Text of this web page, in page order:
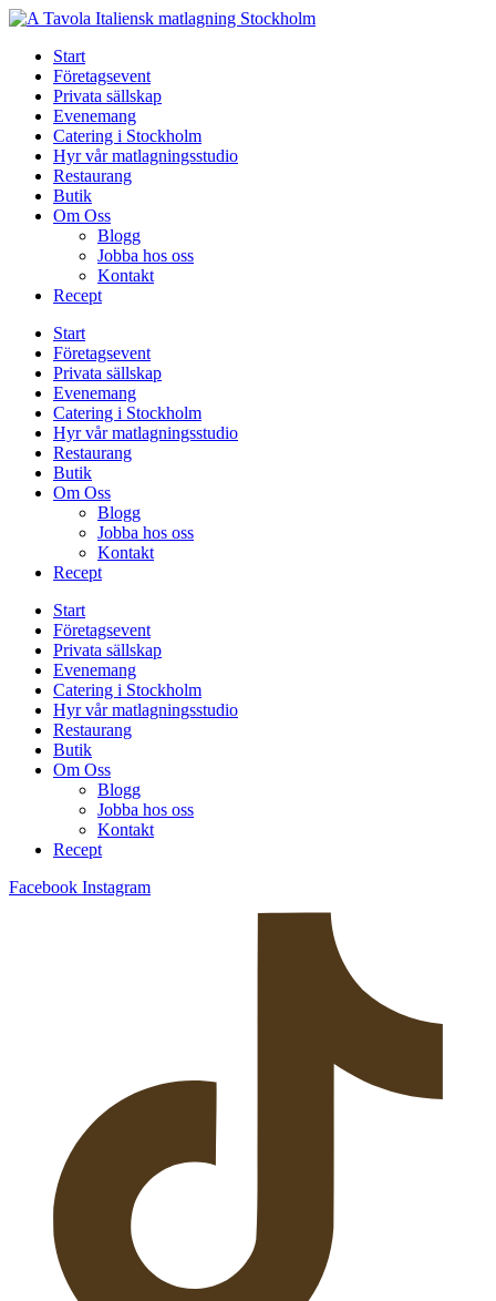
Skip
contentStart
Företagsevent
Privata sällskap
Evenemang
Catering i Stockholm
Hyr vår matlagningsstudio
Restaurang
Butik
Om Oss
Blogg
Jobba hos oss
Kontakt
Recept
Start
Företagsevent
Privata sällskap
Evenemang
Catering i Stockholm
Hyr vår matlagningsstudio
Restaurang
Butik
Om Oss
Blogg
Jobba hos oss
Kontakt
Recept
Start
Företagsevent
Privata sällskap
Evenemang
Catering i Stockholm
Hyr vår matlagningsstudio
Restaurang
Butik
Om Oss
Blogg
Jobba hos oss
Kontakt
Recept
Facebook Instagram